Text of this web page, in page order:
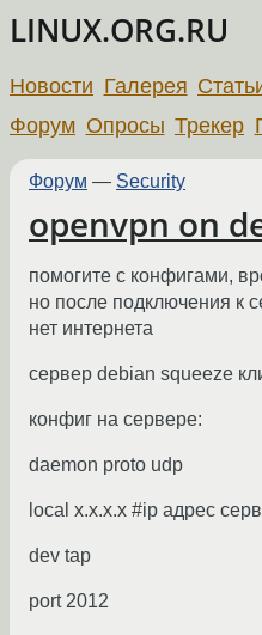
LINUX.ORG.RU
Новости Галерея
Форум Опросы Трекер
Форум — Security
openvpn on
помогите с конфигами,
но после подключения к
нет интернета
сервер debian squeeze
конфиг на сервере:
daemon proto udp
local x.x.x.x #ip адрес
dev tap
port 2012